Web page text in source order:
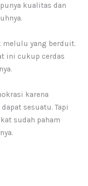
kualitas dan
melulu yang berduit.
ini cukup cerdas
karena
sesuatu. Tapi
sudah paham